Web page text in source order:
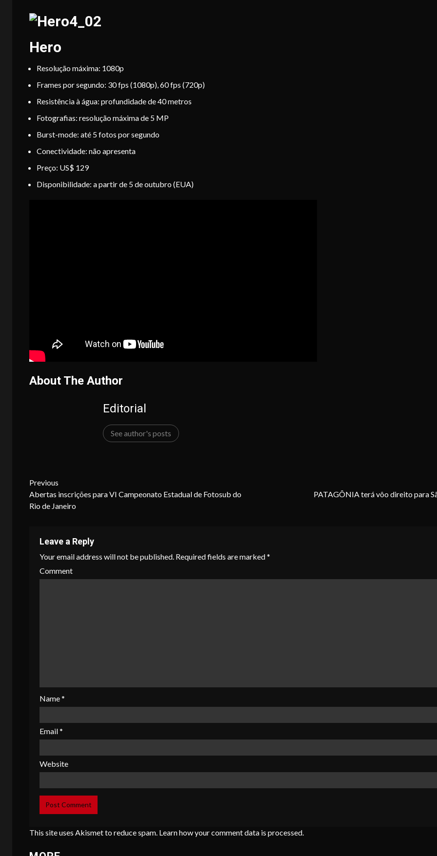
Hero
Resolução máxima: 1080p
Frames por segundo: 30 fps (1080p), 60 fps (720p)
Resistência à água: profundidade de 40 metros
Fotografias: resolução máxima de 5 MP
Burst-mode: até 5 fotos por segundo
Conectividade: não apresenta
Preço: US$ 129
Disponibilidade: a partir de 5 de outubro (EUA)
About The Author
Editorial
See author's posts
Continue
Reading
Previous
Abertas inscrições para VI Campeonato Estadual de Fotosub do
Rio de Janeiro
PATAGÔNIA terá vôo direito para
Leave a Reply
Your email address will not be published. Required fields are marked*
Comment
Name*
Email*
Website
This site uses Akismet to reduce spam. Learn how your comment data is processed